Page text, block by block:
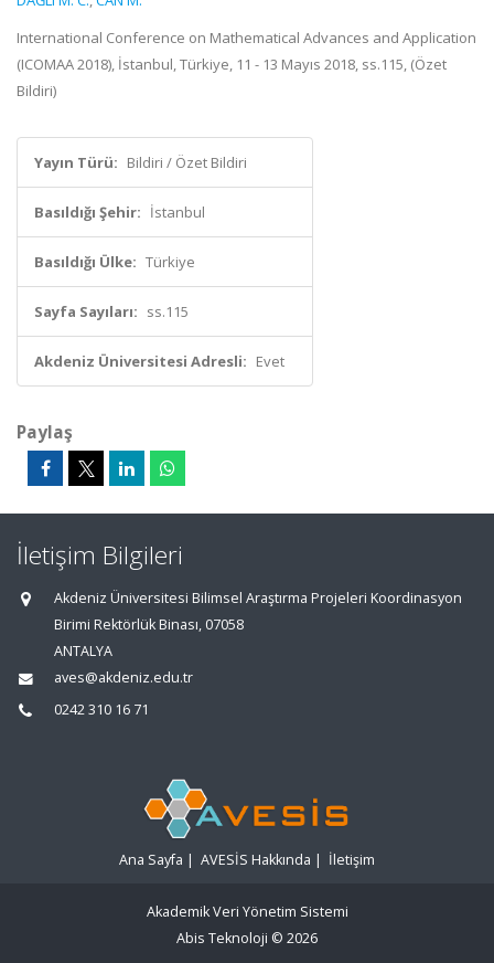
International Conference on Mathematical Advances and Application
(ICOMAA 2018), İstanbul, Türkiye, 11 - 13 Mayıs 2018, ss.115, (Özet
Bildiri)
Yayın Türü: Bildiri / Özet Bildiri
Basıldığı Şehir: İstanbul
Basıldığı Ülke: Türkiye
Sayfa Sayıları: ss.115
Akdeniz Üniversitesi Adresli: Evet
Paylaş
İletişim Bilgileri
Akdeniz Üniversitesi Bilimsel Araştırma Projeleri Koordinasyon
Birimi Rektörlük Binası, 07058
ANTALYA
aves@akdeniz.edu.tr
0242 310 16 71
Ana Sayfa | AVESİS Hakkında | İletişim
Akademik Veri Yönetim Sistemi
Abis Teknoloji © 2026